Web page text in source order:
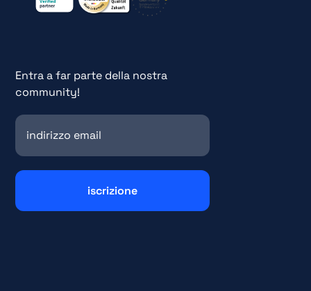
Entra a far parte della nostra
community!